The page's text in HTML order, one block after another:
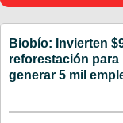
Biobío: Invierten
reforestación
generar 5 mil